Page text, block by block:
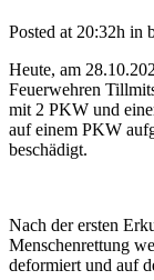
Posted at 20:32h in
Heute, am
Feuerwehren
mit 2 PKW und
auf einem PKW
beschädigt.
Nach der ersten
Menschenrettung
deformiert und auf